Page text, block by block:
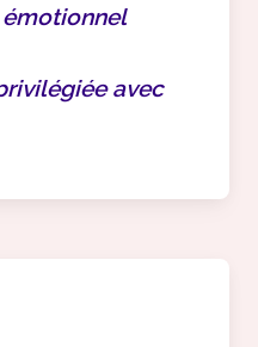
avec